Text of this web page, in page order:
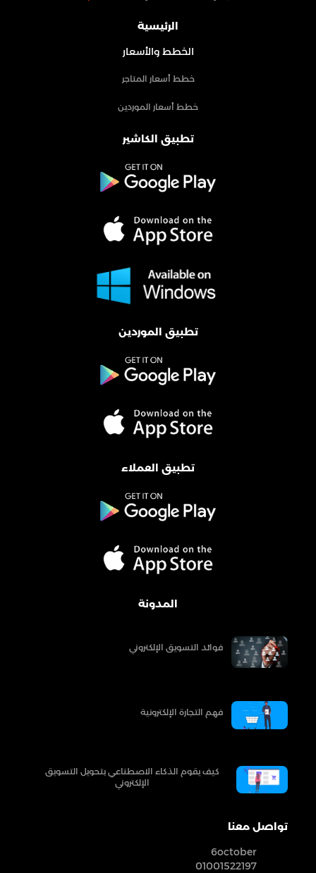
الرئيسية
الخطط والأسعار
خطط أسعار المتاجر
خطط أسعار الموردين
تطبيق الكاشير
تطبيق الموردين
تطبيق العملاء
المدونة
فوائد التسويق الإلكتروني
فهم التجارة الإلكترونية
كيف يقوم الذكاء الاصطناعي بتحويل التسويق
الإلكتروني
تواصل معنا
6october
01001522197